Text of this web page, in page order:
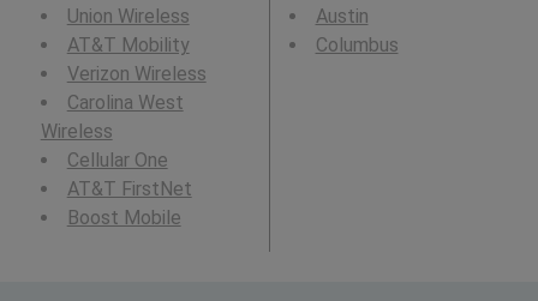
Union Wireless
AT&T Mobility
Verizon Wireless
Carolina West
Wireless
Cellular One
AT&T FirstNet
Boost Mobile
Austin
Columbus